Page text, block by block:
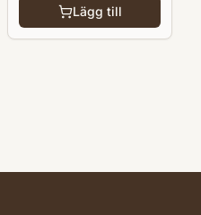
Lägg till